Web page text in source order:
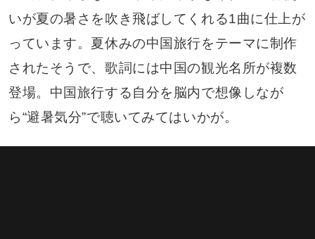
いが夏の暑さを吹き飛ばしてくれる1曲に仕上が
っています。夏休みの中国旅行をテーマに制作
されたそうで、歌詞には中国の観光名所が複数
登場。中国旅行する自分を脳内で想像しなが
ら“避暑気分”で聴いてみてはいかが。